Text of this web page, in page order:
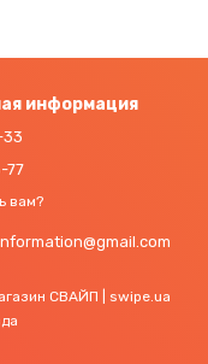
информация
33
77
вам?
СВАЙП | swipe.ua